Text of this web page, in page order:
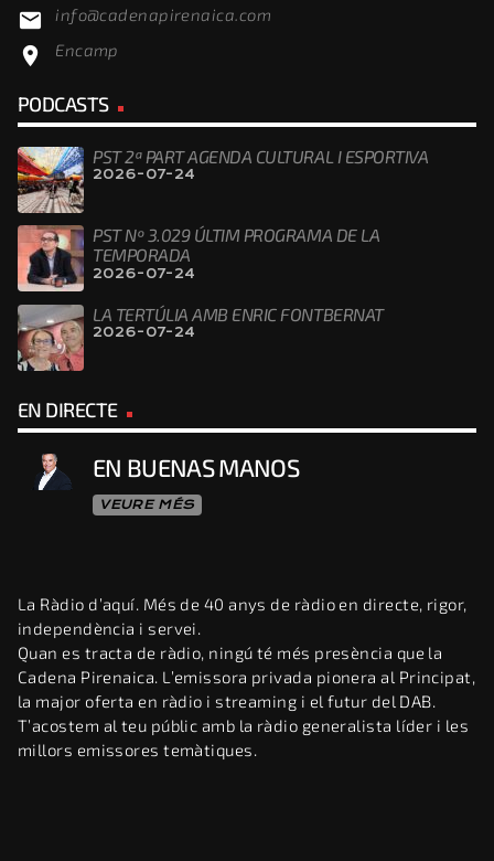
email info@cadenapirenaica.com
location_on Encamp
PODCASTS
PST 2ª PART AGENDA CULTURAL I ESPORTIVA
2026-07-24
PST Nº 3.029 ÚLTIM PROGRAMA DE LA
TEMPORADA
2026-07-24
LA TERTÚLIA AMB ENRIC FONTBERNAT
2026-07-24
EN DIRECTE
EN BUENAS MANOS
VEURE MÉS
La Ràdio d’aquí. Més de 40 anys de ràdio en directe, rigor,
independència i servei.
Quan es tracta de ràdio, ningú té més presència que la
Cadena Pirenaica. L’emissora privada pionera al Principat,
la major oferta en ràdio i streaming i el futur del DAB.
T’acostem al teu públic amb la ràdio generalista líder i les
millors emissores temàtiques.